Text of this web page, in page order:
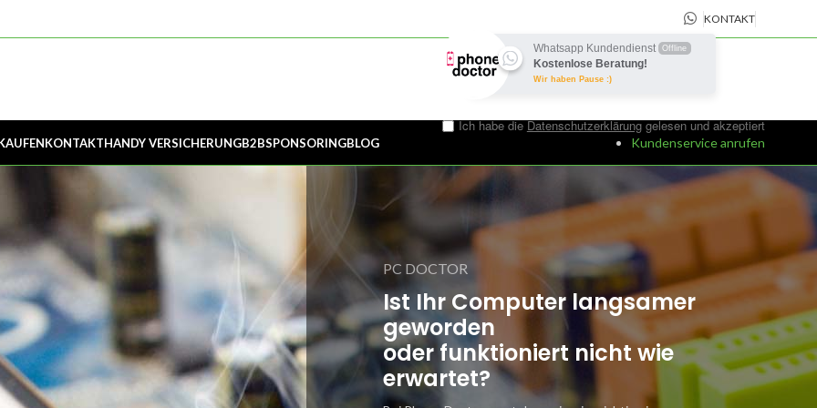
KONTAKT
Whatsapp Kundendienst Offline
Kostenlose Beratung!
Wir haben Pause :)
Ich habe dieDatenschutzerklärunggelesen und akzeptiert
KONTAKTHANDY VERSICHERUNGB2BSPONSORINGBLOG Kundenservice anrufen
PC DOCTOR
Ist Ihr Computer langsamer
geworden
oder funktioniert nicht wie
erwartet?